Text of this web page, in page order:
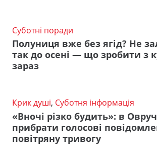
Суботні поради
Полуниця вже без ягід? Не
так до осені — що зробити з
зараз
Крик душі, Суботня інформація
«Вночі різко будить»: в
прибрати голосові
повітряну тривогу